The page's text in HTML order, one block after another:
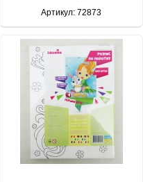
Артикул: 72873